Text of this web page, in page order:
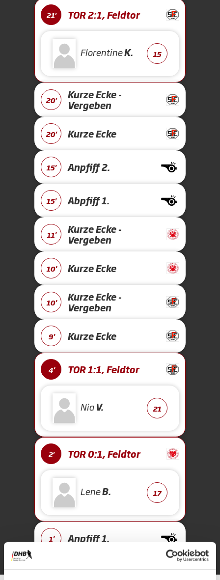
21' TOR 2:1, Feldtor
FlorentineK. 15
20'
Kurze Ecke -
Vergeben
20' Kurze Ecke
15' Anpfiff 2.
15' Abpfiff 1.
11'
Kurze Ecke -
Vergeben
10' Kurze Ecke
10'
Kurze Ecke -
Vergeben
9' Kurze Ecke
4' TOR 1:1, Feldtor
NiaV. 21
2' TOR 0:1, Feldtor
LeneB. 17
1' Anpfiff 1.